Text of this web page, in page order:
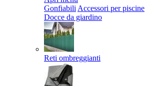
Gonfiabili Accessori per piscine
Docce da giardino
Reti ombreggianti